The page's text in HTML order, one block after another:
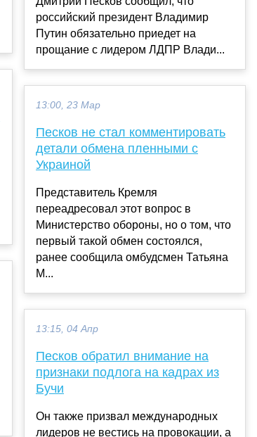
российский президент Владимир
Путин обязательно приедет на
прощание с лидером ЛДПР Влади...
13:00, 23 Мар
Песков не стал комментировать
детали обмена пленными с
Украиной
Представитель Кремля
переадресовал этот вопрос в
Министерство обороны, но о том, что
первый такой обмен состоялся,
ранее сообщила омбудсмен Татьяна
М...
13:15, 04 Апр
Песков обратил внимание на
признаки подлога на кадрах из
Бучи
Он также призвал международных
лидеров не вестись на провокации, а